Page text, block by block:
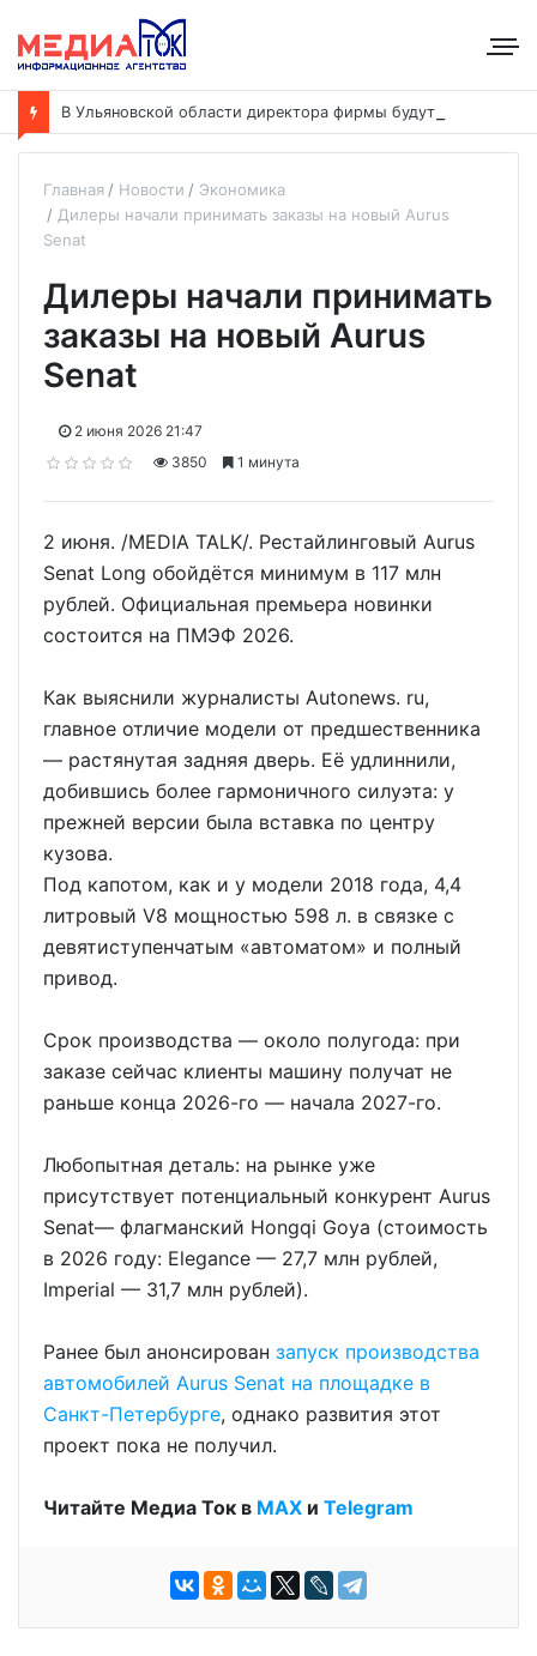
Главная Новости
Экономика
Дилеры начали принимать заказы на новый Aurus
Senat
Дилеры начали принимать
заказы на новый Aurus
Senat
2 июня 2026 21:47
3850
1 минута
2 июня. /MEDIA TALK/. Рестайлинговый Aurus
Senat Long обойдётся минимум в 117 млн
рублей. Официальная премьера новинки
состоится на ПМЭФ 2026.
Как выяснили журналисты Autonews. ru,
главное отличие модели от предшественника
— растянутая задняя дверь. Её удлиннили,
добившись более гармоничного силуэта: у
прежней версии была вставка по центру
кузова.
Под капотом, как и у модели 2018 года, 4,4
литровый V8 мощностью 598 л. в связке с
девятиступенчатым «автоматом» и полный
привод.
Срок производства — около полугода: при
заказе сейчас клиенты машину получат не
раньше конца 2026-го — начала 2027-го.
Любопытная деталь: на рынке уже
присутствует потенциальный конкурент Aurus
Senat— флагманский Hongqi Goya (стоимость
в 2026 году: Elegance — 27,7 млн рублей,
Imperial — 31,7 млн рублей).
Ранее был анонсирован запуск производства
автомобилей Aurus Senat на площадке в
Санкт-Петербурге, однако развития этот
проект пока не получил.
Читайте Медиа Ток в МАХ и Telegram